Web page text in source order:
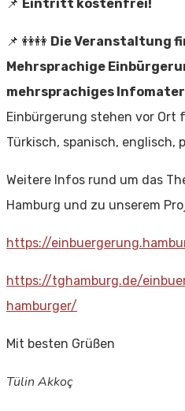
📌 Eintritt kostenfrei!
📌 👭👭 Die Veranstaltung
Mehrsprachige
mehrsprachiges
Einbürgerung stehen vor Ort
Türkisch, spanisch, englisch,
Weitere Infos rund um das
Hamburg und zu unserem
https://
https://tghamburg.de/
hamburger/
Mit besten Grüßen
Tülin Akkoç